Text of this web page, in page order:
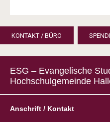
KONTAKT / BÜRO
ESG – Evangelische
Hochschulgemeinde
Anschrift / Kontakt